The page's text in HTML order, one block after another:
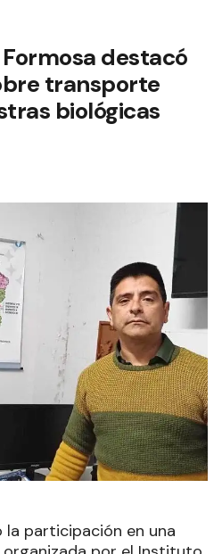
destacó
transporte
biológicas
la participación en una